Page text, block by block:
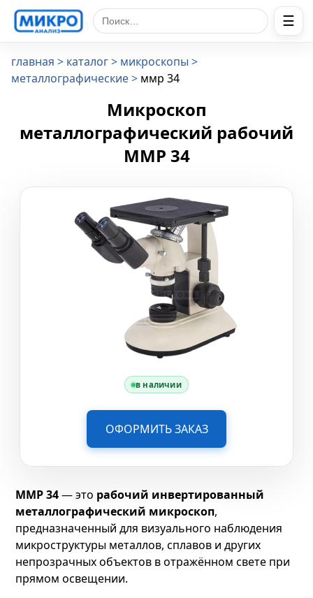
Поиск по сайту ☰
главная каталог
микроскопы
металлографические
ммр 34
Микроскоп
металлографический рабочий
ММР 34
в наличии
ОФОРМИТЬ ЗАКАЗ
ММР 34— это рабочий инвертированный
металлографический микроскоп,
предназначенный для визуального наблюдения
микроструктуры металлов, сплавов и других
непрозрачных объектов в отражённом свете при
прямом освещении.